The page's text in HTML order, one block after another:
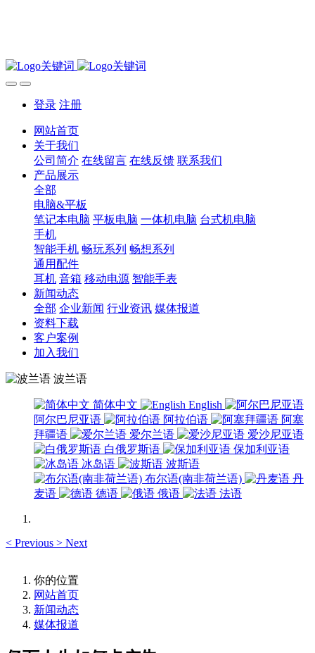
登录 注册
网站首页
关于我们
公司简介 在线留言 在线反馈 联系我们
产品展示
全部
电脑&平板
笔记本电脑 平板电脑 一体机电脑 台式机电脑
手机
智能手机 畅玩系列 畅想系列
通用配件
耳机 音箱 移动电源 智能手表
新闻动态
全部 企业新闻 行业资讯 媒体报道
资料下载
客户案例
加入我们
波兰语
简体中文
English
阿尔巴尼亚语
阿拉伯语
阿塞
拜疆语
爱尔兰语
爱沙尼亚语
白俄罗斯语
保加利亚语
冰岛语
波斯语
布尔语(南非荷兰语)
丹
麦语
德语 俄语 法语
< Previous > Next
你的位置
网站首页
新闻动态
媒体报道